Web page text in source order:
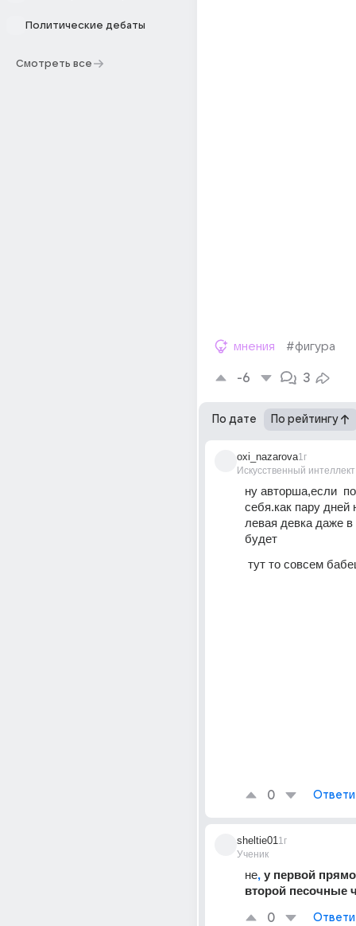
Политические дебаты
Смотреть все
мнения #фигура
-6 3
По дате По рейтингу
oxi_nazarova
Искусственный интеллект
1г
ну авторша,если
себя.как пару дней
левая девка даже
будет
тут то совсем
0
sheltie01
Ученик
1г
не, у первой
второй песочные
0